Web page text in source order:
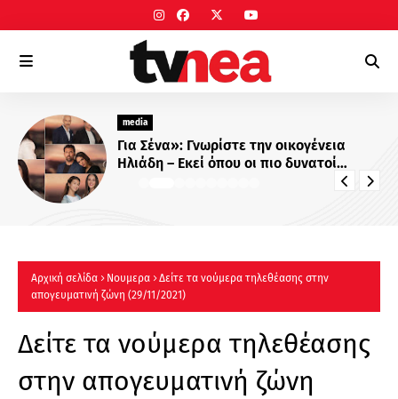
media
Για Σένα»: Γνωρίστε την οικογένεια
Ηλιάδη – Εκεί όπου οι πιο δυνατοί
δεσμοί δοκιμάζονται περισσότερο !
Αρχική σελίδα Νουμερα
Δείτε τα νούμερα τηλεθέασης στην
απογευματινή ζώνη (29/11/2021)
Δείτε τα νούμερα τηλεθέασης
στην απογευματινή ζώνη